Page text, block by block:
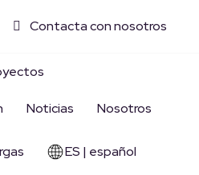
Contacta con nosotros
Noticias Nosotros
ES | español